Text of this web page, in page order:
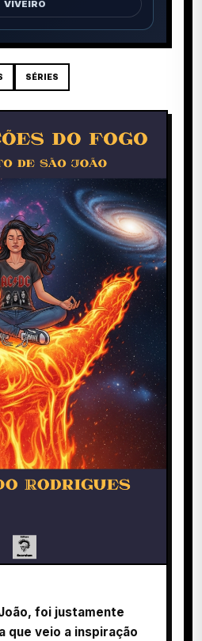
VIVEIRO
SÉRIES
foi justamente
que veio a inspiração